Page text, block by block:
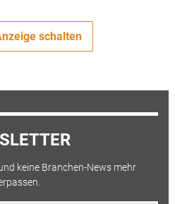
schalten
keine Branchen-News mehr